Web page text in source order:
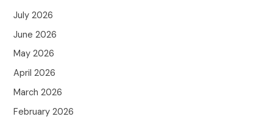
July 2026
June 2026
May 2026
April 2026
March 2026
February 2026